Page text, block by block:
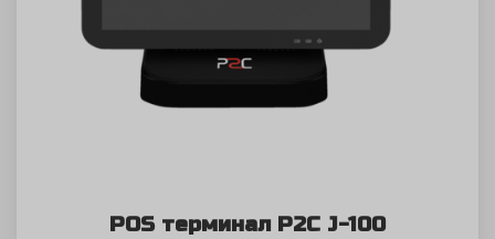
POS терминал P2C J-100